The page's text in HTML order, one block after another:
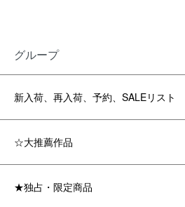
グループ
新入荷、再入荷、予約、SALEリスト
☆大推薦作品
★独占・限定商品